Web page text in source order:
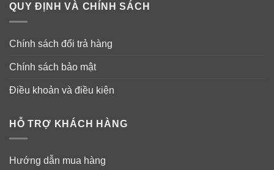
Thành phần
ứng căng bóng để da rạng rỡ và tươi tắn suốt cả
QUY ĐỊNH VÀ CHÍNH SÁCH
Chính sách đổi trả hàng
Chính sách bảo mật
Điều khoản và điều kiện
HỖ TRỢ KHÁCH HÀNG
Hướng dẫn mua hàng